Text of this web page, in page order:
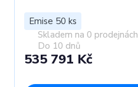
Emise 50 ks
Skladem na 0 prodejnách
Do 10 dnů
535 791 Kč